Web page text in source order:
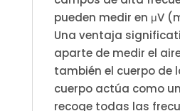
pueden medir en μV
Una ventaja
aparte de medir el
también el cuerpo de
cuerpo actúa como
recoge todas las